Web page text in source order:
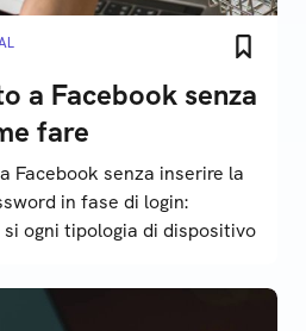
a Facebook senza
fare
Facebook senza inserire la
in fase di login:
ogni tipologia di dispositivo